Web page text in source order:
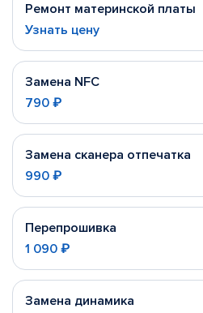
Ремонт материнской платы
Узнать цену
Замена NFC
790 ₽
Замена сканера отпечатка
990 ₽
Перепрошивка
1 090 ₽
Замена динамика